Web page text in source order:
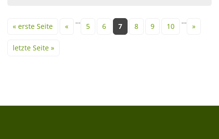
« erste Seite «
…
5 6 7 8 9 10
…
»
letzte Seite »